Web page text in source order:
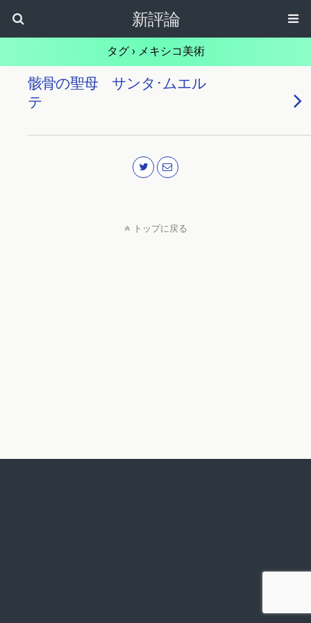
新評論
タグ › メキシコ美術
骸骨の聖母 サンタ･ムエル
テ
トップに戻る